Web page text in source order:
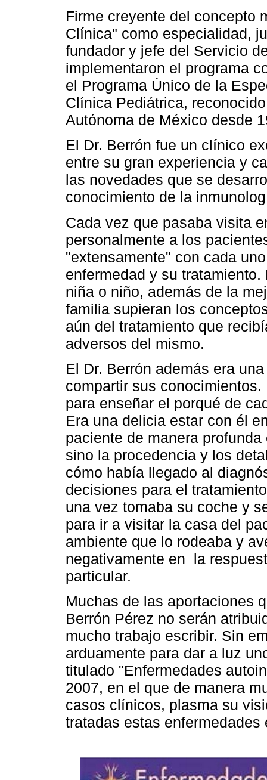
Firme creyente del concepto
Clínica" como especialidad,
fundador y jefe del Servicio
implementaron el programa
el Programa Único de la
Clínica Pediátrica,
Autónoma de México desde
El Dr. Berrón fue un clínico
entre su gran experiencia y
las novedades que se
conocimiento de la
Cada vez que pasaba visita
personalmente a los
"extensamente" con cada
enfermedad y su
niña o niño, además de la
familia supieran los
aún del tratamiento que
adversos del mismo.
El Dr. Berrón además era
compartir sus
para enseñar el porqué de
Era una delicia estar con él
paciente de manera
sino la procedencia y los
cómo había llegado al
decisiones para el
una vez tomaba su coche y
para ir a visitar la casa del
ambiente que lo rodeaba y
negativamente en la
particular.
Muchas de las aportaciones
Berrón Pérez no serán
mucho trabajo escribir. Sin
arduamente para dar a luz
titulado "Enfermedades
2007, en el que de manera
casos clínicos, plasma su
tratadas estas